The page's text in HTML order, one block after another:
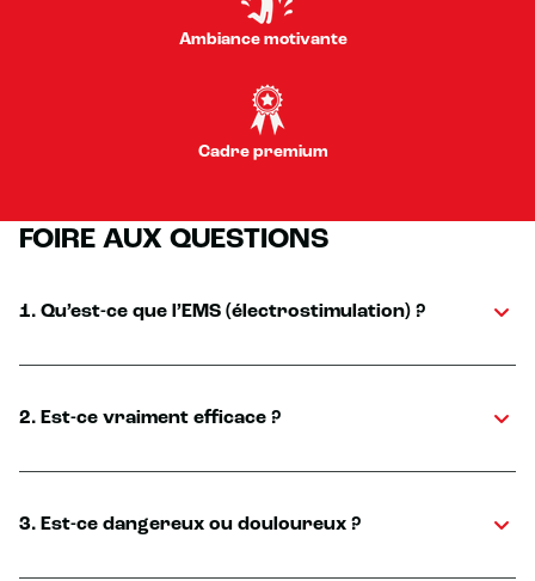
Ambiance motivante
Cadre premium
FOIRE AUX QUESTIONS
1. Qu’est-ce que l’EMS (électrostimulation) ?
2. Est-ce vraiment efficace ?
3. Est-ce dangereux ou douloureux ?